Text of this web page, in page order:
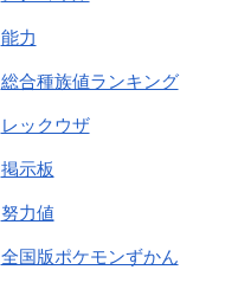
能力
総合種族値ランキング
レックウザ
掲示板
努力値
全国版ポケモンずかん